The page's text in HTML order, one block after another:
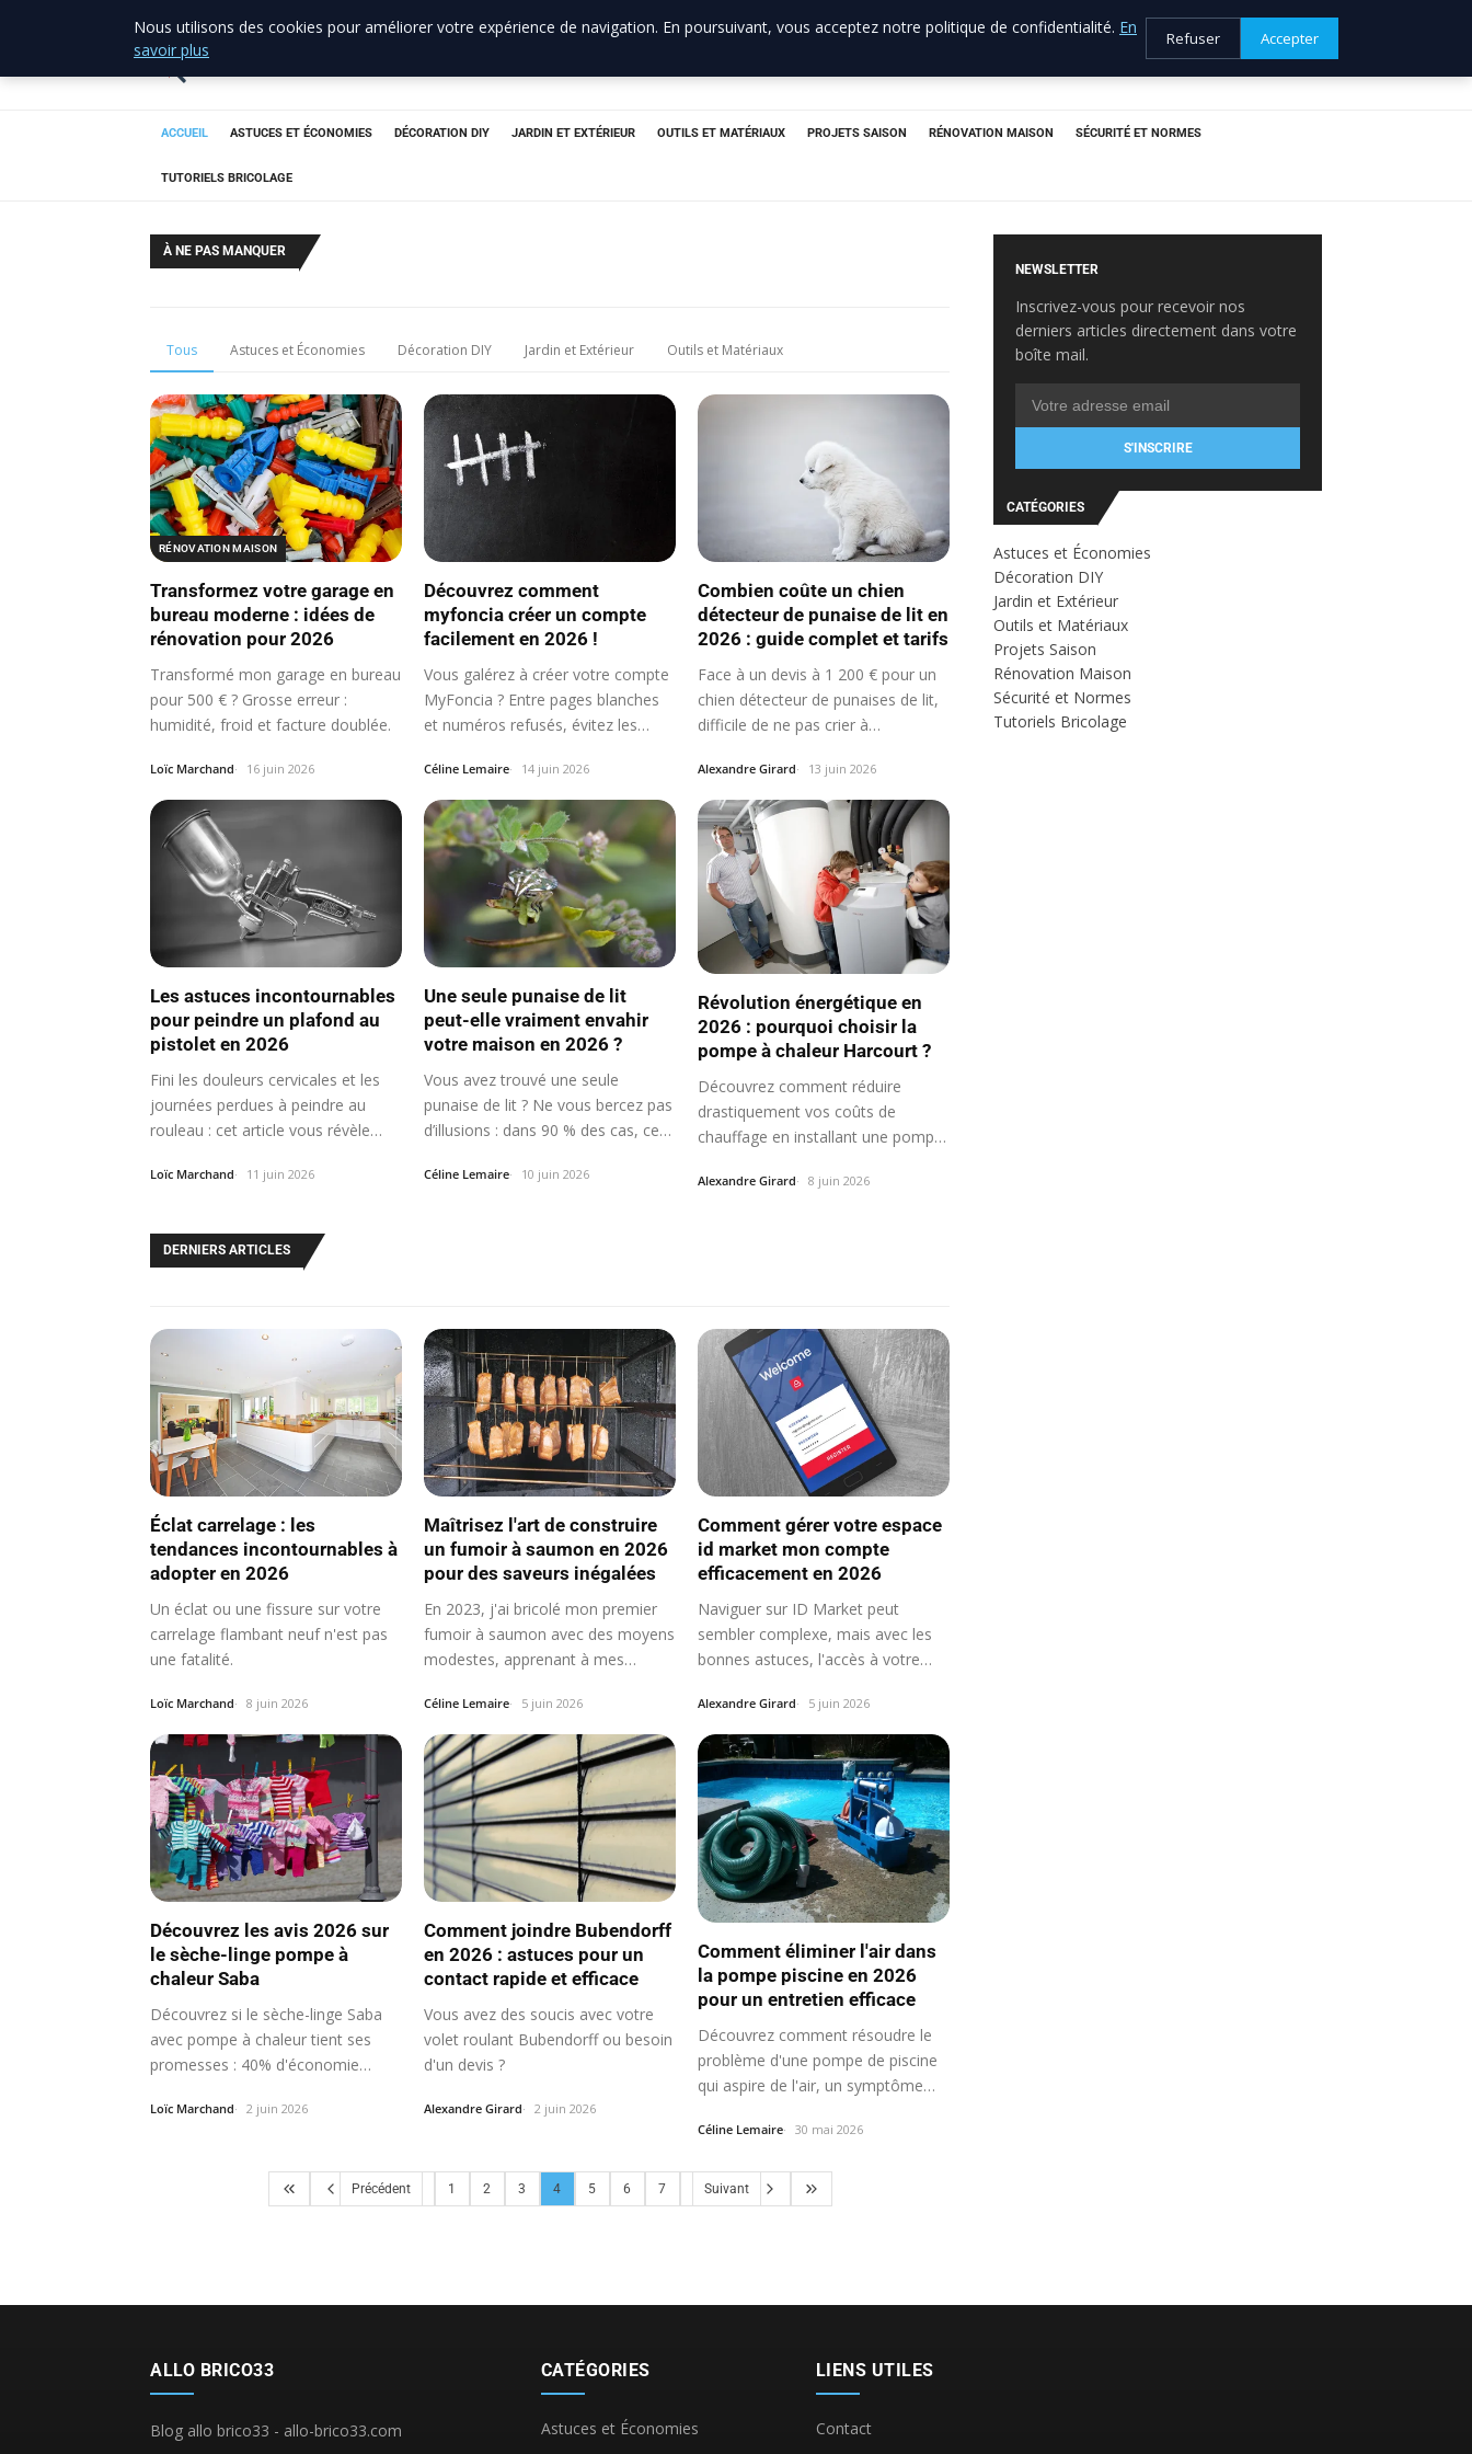
allo brico
ACCUEIL ASTUCES ET ÉCONOMIES DÉCORATION DIY JARDIN ET EXTÉRIEUR OUTILS ET MATÉRIAUX PROJETS SAISON RÉNOVATION MAISON SÉCURITÉ ET NORMES
TUTORIELS BRICOLAGE
À NE PAS MANQUER
Tous Astuces et Économies Décoration DIY Jardin et Extérieur Outils et Matériaux
RÉNOVATION MAISON
Transformez votre garage en
bureau moderne : idées de
rénovation pour 2026
Transformé mon garage en bureau
pour 500 € ? Grosse erreur :
humidité, froid et facture doublée.
Loïc Marchand 16 juin 2026
Découvrez comment
myfoncia créer un compte
facilement en 2026 !
Vous galérez à créer votre compte
MyFoncia ? Entre pages blanches
et numéros refusés, évitez les…
Céline Lemaire 14 juin 2026
Combien coûte un chien
détecteur de punaise de lit en
2026 : guide complet et tarifs
Face à un devis à 1 200 € pour un
chien détecteur de punaises de lit,
difficile de ne pas crier à…
Alexandre Girard 13 juin 2026
Les astuces incontournables
pour peindre un plafond au
pistolet en 2026
Fini les douleurs cervicales et les
journées perdues à peindre au
rouleau : cet article vous révèle…
Loïc Marchand 11 juin 2026
Une seule punaise de lit
peut-elle vraiment envahir
votre maison en 2026 ?
Vous avez trouvé une seule
punaise de lit ? Ne vous bercez pas
d’illusions : dans 90 % des cas, ce…
Céline Lemaire 10 juin 2026
Révolution énergétique en
2026 : pourquoi choisir la
pompe à chaleur Harcourt ?
Découvrez comment réduire
drastiquement vos coûts de
chauffage en installant une pompe
Alexandre Girard 8 juin 2026
DERNIERS ARTICLES
Éclat carrelage : les
tendances incontournables à
adopter en 2026
Un éclat ou une fissure sur votre
carrelage flambant neuf n'est pas
une fatalité.
Loïc Marchand 8 juin 2026
Maîtrisez l'art de construire
un fumoir à saumon en 2026
pour des saveurs inégalées
En 2023, j'ai bricolé mon premier
fumoir à saumon avec des moyens
modestes, apprenant à mes
Céline Lemaire 5 juin 2026
Comment gérer votre espace
id market mon compte
efficacement en 2026
Naviguer sur ID Market peut
sembler complexe, mais avec les
bonnes astuces, l'accès à votre
Alexandre Girard 5 juin 2026
Découvrez les avis 2026 sur
le sèche-linge pompe à
chaleur Saba
Découvrez si le sèche-linge Saba
avec pompe à chaleur tient ses
promesses : 40% d'économie…
Loïc Marchand 2 juin 2026
Comment joindre Bubendorff
en 2026 : astuces pour un
contact rapide et efficace
Vous avez des soucis avec votre
volet roulant Bubendorff ou besoin
d'un devis ?
Alexandre Girard 2 juin 2026
Comment éliminer l'air dans
la pompe piscine en 2026
pour un entretien efficace
Découvrez comment résoudre le
problème d'une pompe de piscine
qui aspire de l'air, un symptôme…
Céline Lemaire 30 mai 2026
Précédent 1 2 3 4 5 6 7 Suivant
NEWSLETTER
Inscrivez-vous pour recevoir nos
derniers articles directement dans votre
boîte mail.
S'INSCRIRE
CATÉGORIES
Astuces et Économies
Décoration DIY
Jardin et Extérieur
Outils et Matériaux
Projets Saison
Rénovation Maison
Sécurité et Normes
Tutoriels Bricolage
ALLO BRICO33
Blog allo brico33 - allo-brico33.com
CATÉGORIES
Astuces et Économies
LIENS UTILES
Contact
Nous utilisons des cookies pour améliorer votre expérience de navigation. En poursuivant, vous acceptez notre politique de confidentialité. En
savoir plus
Refuser Accepter